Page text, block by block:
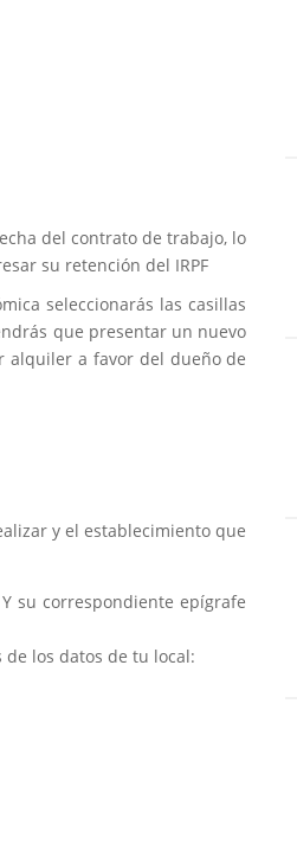
del contrato de trabajo, lo
su retención del IRPF
seleccionarás las casillas
que presentar un nuevo
alquiler a favor del dueño de
y el establecimiento que
su correspondiente epígrafe
los datos de tu local: